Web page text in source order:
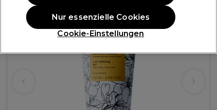
Cookie-Einstellungen
Nur essenzielle Cookies